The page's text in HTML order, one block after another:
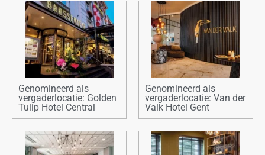
Genomineerd als
vergaderlocatie: Golden
Tulip Hotel Central
Genomineerd als
vergaderlocatie: Van der
Valk Hotel Gent